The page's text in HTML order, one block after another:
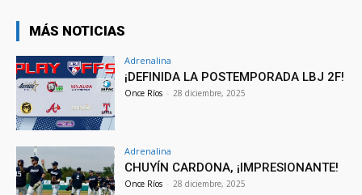
MÁS NOTICIAS
Adrenalina
¡DEFINIDA LA POSTEMPORADA LBJ 2F!
Once Ríos - 28 diciembre, 2025
Adrenalina
CHUYÍN CARDONA, ¡IMPRESIONANTE!
Once Ríos - 28 diciembre, 2025